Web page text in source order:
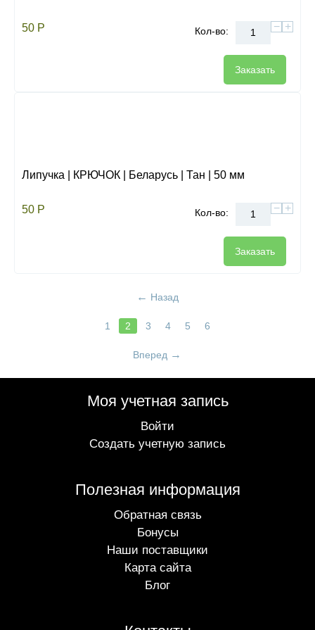
50 Р Кол-во: +
−
Заказать
Липучка | КРЮЧОК | Беларусь | Тан | 50 мм
50 Р Кол-во: +
−
Заказать
Назад
1 2 3 4 5 6
Вперед
Моя учетная запись
Войти
Создать учетную запись
Полезная информация
Обратная связь
Бонусы
Наши поставщики
Карта сайта
Блог